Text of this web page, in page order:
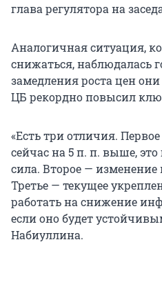
глава регулятора на
Аналогичная ситуация,
снижаться, наблюдалась
замедления роста цен
ЦБ рекордно повысил
«Есть три отличия.
сейчас на 5 п. п. выше,
сила. Второе —
Третье — текущее
работать на снижение
если оно будет
Набиуллина.